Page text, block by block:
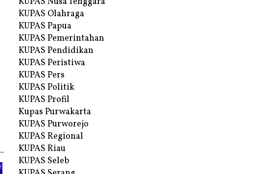
KUPAS Olahraga
KUPAS Papua
KUPAS Pemerintahan
KUPAS Pendidikan
KUPAS Peristiwa
KUPAS Pers
KUPAS Politik
KUPAS Profil
Kupas Purwakarta
KUPAS Purworejo
KUPAS Regional
KUPAS Riau
KUPAS Seleb